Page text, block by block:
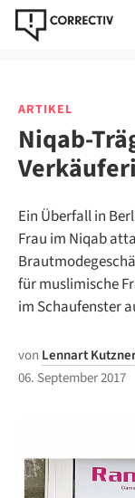
ARTIKEL
Niqab-
Ein Überfall in
Frau im Niqab
für muslimische
im Schaufenster
von Lennart
06. September 2017